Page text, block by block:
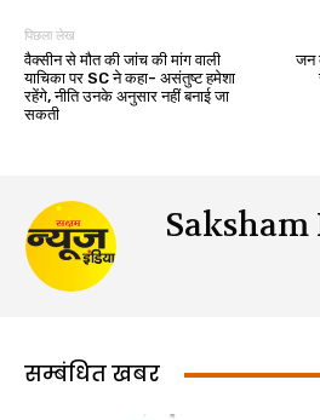
पिछला लेख
वैक्सीन से मौत की जांच की मांग वाली
याचिका पर SC ने कहा- असंतुष्ट हमेशा
रहेंगे, नीति उनके अनुसार नहीं बनाई जा
सकती
जन
सम्बंधित खबर